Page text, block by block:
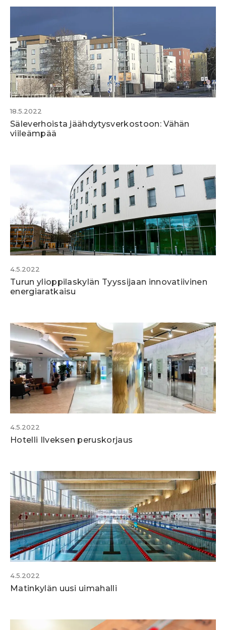
18.5.2022
Säleverhoista jäähdytysverkostoon: Vähän
viileämpää
4.5.2022
Turun ylioppilaskylän Tyyssijaan innovatiivinen
energiaratkaisu
4.5.2022
Hotelli Ilveksen peruskorjaus
4.5.2022
Matinkylän uusi uimahalli